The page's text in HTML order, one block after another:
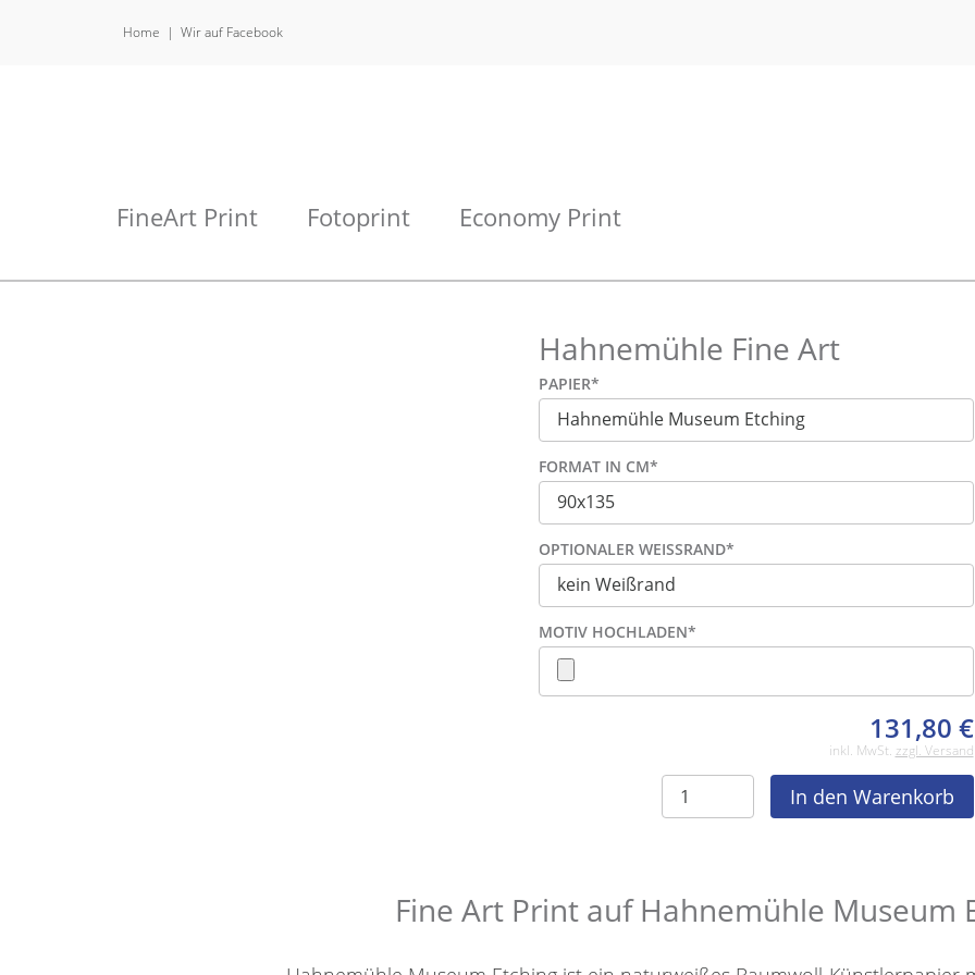
Home Wir auf Facebook
FineArt Print Fotoprint Economy Print
Hahnemühle Fine Art
PAPIER*
FORMAT IN CM*
OPTIONALER WEISSRAND *
MOTIV HOCHLADEN*
131,80 €
inkl. MwSt. zzgl. Versand
Fine Art Print auf Hahnemühle Museum